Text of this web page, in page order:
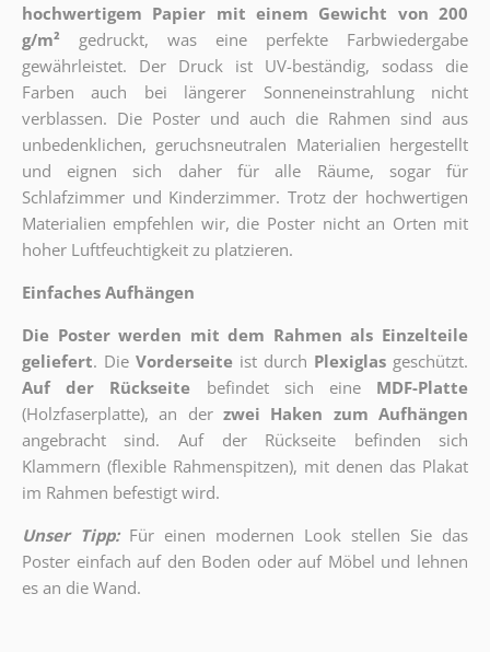
hochwertigem Papier mit einem Gewicht von 200
g/m²
gedruckt, was eine perfekte Farbwiedergabe
gewährleistet. Der Druck ist UV-beständig, sodass die
Farben auch bei längerer Sonneneinstrahlung nicht
verblassen. Die Poster und auch die Rahmen sind aus
unbedenklichen, geruchsneutralen Materialien hergestellt
und eignen sich daher für alle Räume, sogar für
Schlafzimmer und Kinderzimmer. Trotz der hochwertigen
Materialien empfehlen wir, die Poster nicht an Orten mit
hoher Luftfeuchtigkeit zu platzieren.
Einfaches Aufhängen
Die Poster werden mit dem Rahmen als Einzelteile
geliefert. Die Vorderseite ist durch Plexiglas geschützt.
Auf der Rückseite
befindet sich eine
MDF-Platte
(Holzfaserplatte), an der zwei Haken zum Aufhängen
angebracht sind.
Auf der Rückseite befinden sich
Klammern (flexible Rahmenspitzen), mit denen das Plakat
im Rahmen befestigt wird.
Unser Tipp: Für einen modernen Look stellen Sie das
Poster einfach auf den Boden oder auf Möbel und lehnen
es an die Wand.